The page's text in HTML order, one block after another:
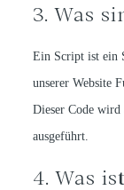
3. Was
Ein Script ist ein
unserer Website
Dieser Code wird
ausgeführt.
4. Was